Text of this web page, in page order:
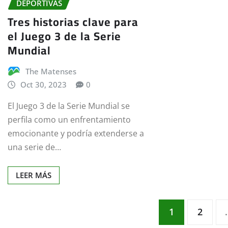
DEPORTIVAS
Tres historias clave para
el Juego 3 de la Serie
Mundial
The Matenses
Oct 30, 2023
0
El Juego 3 de la Serie Mundial se
perfila como un enfrentamiento
emocionante y podría extenderse a
una serie de…
LEER MÁS
1 2